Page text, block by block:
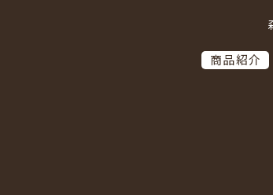
商品紹介